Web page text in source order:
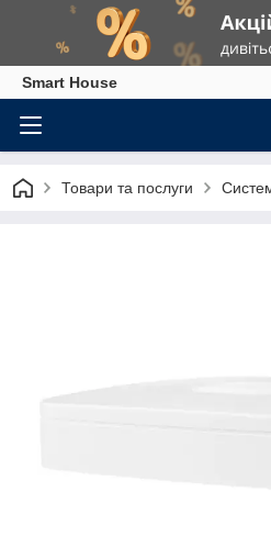
Smart House
Товари та послуги